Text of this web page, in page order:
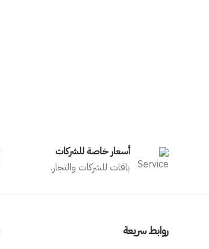
أسعار خاصة للشركات
باقات للشركات والتجار.
روابط سريعة